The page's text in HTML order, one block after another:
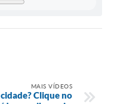
MAIS VÍDEOS
Clique no